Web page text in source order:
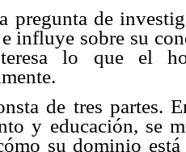
pregunta de
influye sobre su
lo que el
de tres partes.
y educación, se
su dominio